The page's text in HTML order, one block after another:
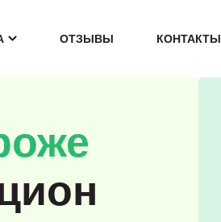
ОТЗЫВЫ КОНТАКТЫ